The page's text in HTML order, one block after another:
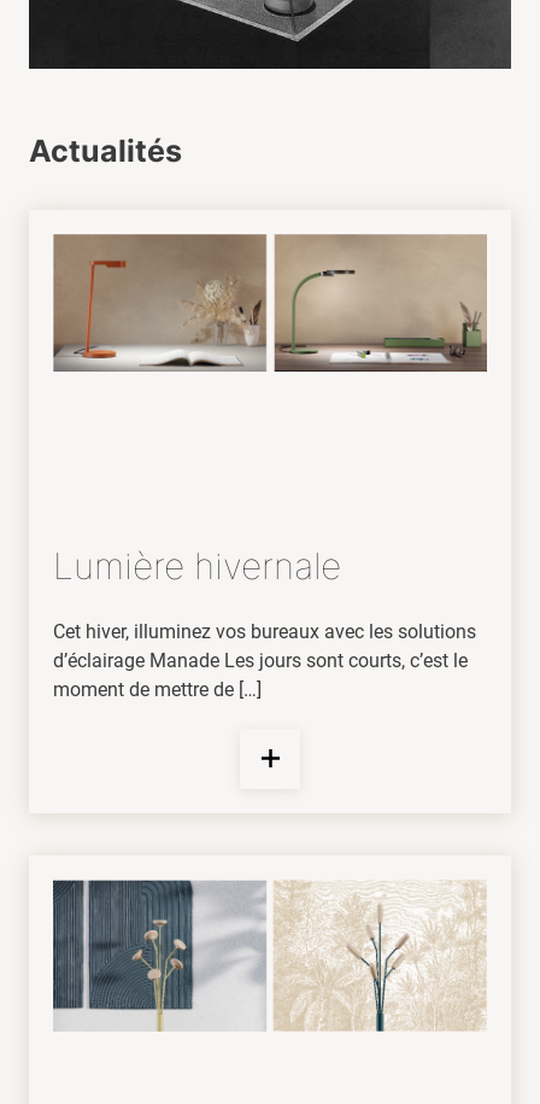
Actualités
Lumière hivernale
Cet hiver, illuminez vos bureaux avec les solutions
d’éclairage Manade Les jours sont courts, c’est le
moment de mettre de […]